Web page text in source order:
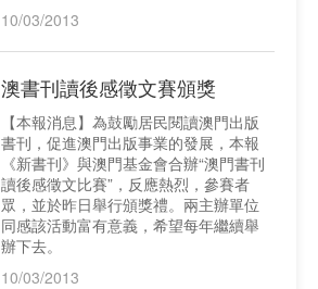
10/03/2013
澳書刊讀後感徵文賽頒獎
【本報消息】為鼓勵居民閱讀澳門出版
書刊，促進澳門出版事業的發展，本報
《新書刊》與澳門基金會合辦“澳門書刊
讀後感徵文比賽”，反應熱烈，參賽者
眾，並於昨日舉行頒獎禮。兩主辦單位
同感該活動富有意義，希望每年繼續舉
辦下去。
10/03/2013